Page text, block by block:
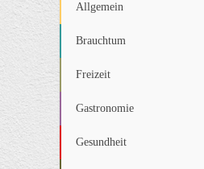
Allgemein
Brauchtum
Freizeit
Gastronomie
Gesundheit